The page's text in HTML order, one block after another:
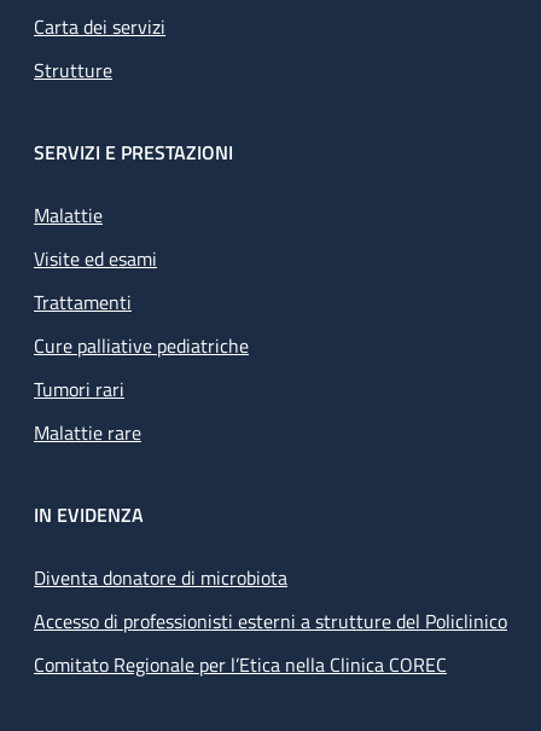
Carta dei servizi
Strutture
SERVIZI E PRESTAZIONI
Malattie
Visite ed esami
Trattamenti
Cure palliative pediatriche
Tumori rari
Malattie rare
IN EVIDENZA
Diventa donatore di microbiota
Accesso di professionisti esterni a strutture del Policlinico
Comitato Regionale per l’Etica nella Clinica COREC